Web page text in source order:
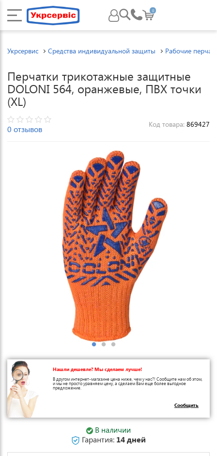
0
Укрсервис Средства индивидуальной защиты Рабочие
Перчатки трикотажные защитные
DOLONI 564, оранжевые, ПВХ точки
(XL)
0 отзывов Код товара: 869427
Нашли дешевле? Мы сделаем лучше!
В другом интернет-магазине цена ниже, чем у нас?! Сообщите нам об этом,
и мы не просто уравняем цену, а сделаем Вам еще более выгодное
предложение.
Сообщить
В наличии
Гарантия: 14 дней